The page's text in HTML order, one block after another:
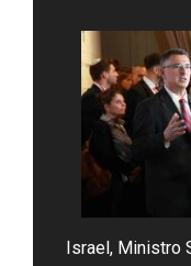
Israel, Ministro